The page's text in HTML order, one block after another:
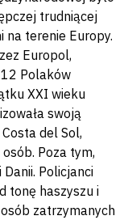
trudniącej
terenie Europy.
Europol,
Polaków
XXI wieku
swoją
del Sol,
Poza tym,
Policjanci
tonę haszyszu i
zatrzymanych